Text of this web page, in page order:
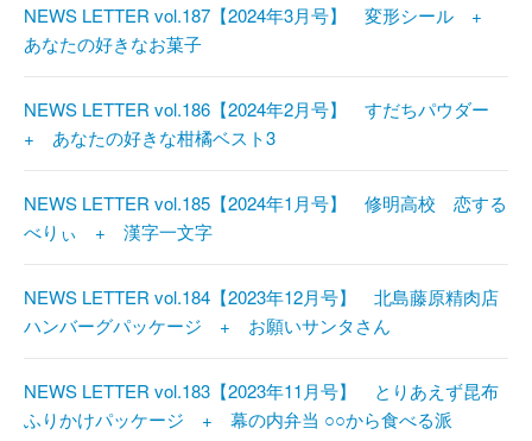
NEWS LETTER vol.187【2024年3月号】 変形シール +
あなたの好きなお菓子
NEWS LETTER vol.186【2024年2月号】 すだちパウダー
+ あなたの好きな柑橘ベスト3
NEWS LETTER vol.185【2024年1月号】 修明高校 恋する
べりぃ + 漢字一文字
NEWS LETTER vol.184【2023年12月号】 北島藤原精肉店
ハンバーグパッケージ + お願いサンタさん
NEWS LETTER vol.183【2023年11月号】 とりあえず昆布
ふりかけパッケージ + 幕の内弁当 ○○から食べる派